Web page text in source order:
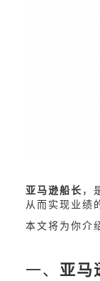
亚马逊船长 ，
从而实现业绩
本文将为你介
一、 亚马